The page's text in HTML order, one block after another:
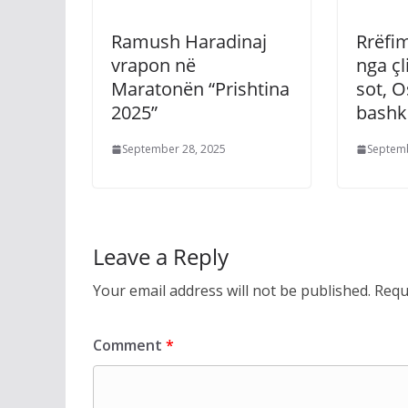
Ramush Haradinaj
vrapon në
Maratonën “Prishtina
2025”
September 28, 2025
nga
sot,
Leave a Reply
Your email address will not be published.
Comment *